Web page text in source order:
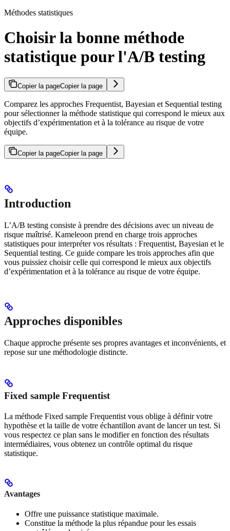
Méthodes statistiques
Choisir la bonne méthode
statistique pour l'A/B testing
Copier la pageCopier la page
Comparez les approches Frequentist, Bayesian et Sequential testing
pour sélectionner la méthode statistique qui correspond le mieux aux
objectifs d’expérimentation et à la tolérance au risque de votre
équipe.
Copier la pageCopier la page
Introduction
L’A/B testing consiste à prendre des décisions avec un niveau de
risque maîtrisé. Kameleoon prend en charge trois approches
statistiques pour interpréter vos résultats : Frequentist, Bayesian et le
Sequential testing. Ce guide compare les trois approches afin que
vous puissiez choisir celle qui correspond le mieux aux objectifs
d’expérimentation et à la tolérance au risque de votre équipe.
Approches disponibles
Chaque approche présente ses propres avantages et inconvénients, et
repose sur une méthodologie distincte.
Fixed sample Frequentist
La méthode Fixed sample Frequentist vous oblige à définir votre
hypothèse et la taille de votre échantillon avant de lancer un test. Si
vous respectez ce plan sans le modifier en fonction des résultats
intermédiaires, vous obtenez un contrôle optimal du risque
statistique.
Avantages
Offre une puissance statistique maximale.
Constitue la méthode la plus répandue pour les essais